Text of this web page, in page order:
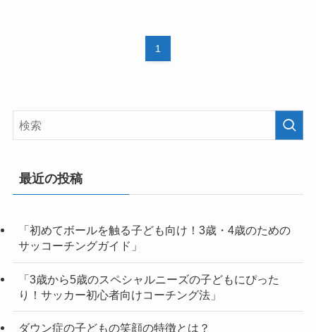
1
最近の投稿
「初めてボールを触る子ども向け！3歳・4歳のための
サッコーチングガイド」
「3歳から5歳のスペシャルニーズの子どもにぴった
り！サッカー初心者向けコーチング法」
ダウン症の子どもの笑顔の特徴とは？